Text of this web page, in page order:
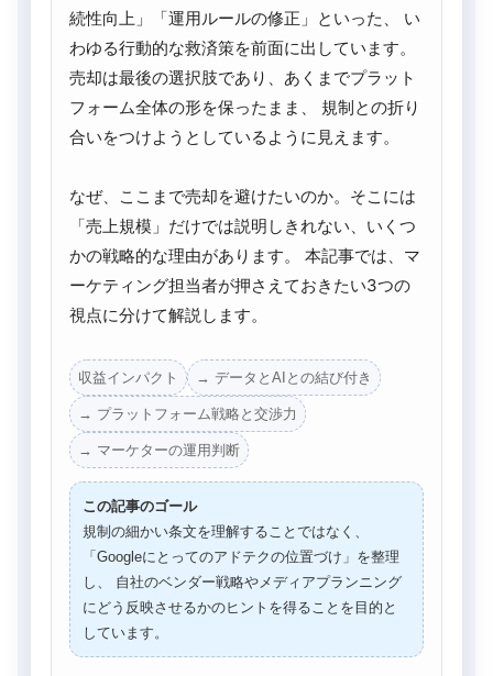
続性向上」「運用ルールの修正」といった、 い
わゆる行動的な救済策を前面に出しています。
売却は最後の選択肢であり、あくまでプラット
フォーム全体の形を保ったまま、 規制との折り
合いをつけようとしているように見えます。
なぜ、ここまで売却を避けたいのか。そこには
「売上規模」だけでは説明しきれない、いくつ
かの戦略的な理由があります。 本記事では、マ
ーケティング担当者が押さえておきたい3つの
視点に分けて解説します。
収益インパクト → データとAIとの結び付き
→ プラットフォーム戦略と交渉力
→ マーケターの運用判断
この記事のゴール
規制の細かい条文を理解することではなく、
「Googleにとってのアドテクの位置づけ」を整理
し、 自社のベンダー戦略やメディアプランニング
にどう反映させるかのヒントを得ることを目的と
しています。